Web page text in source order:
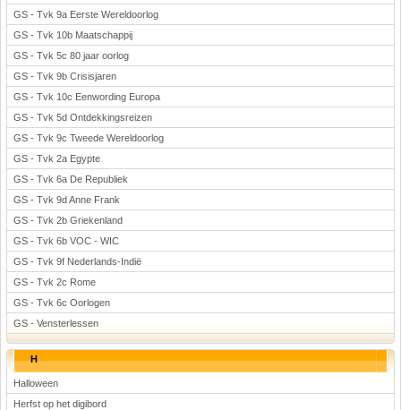
GS - Tvk 9a Eerste Wereldoorlog
GS - Tvk 10b Maatschappij
GS - Tvk 5c 80 jaar oorlog
GS - Tvk 9b Crisisjaren
GS - Tvk 10c Eenwording Europa
GS - Tvk 5d Ontdekkingsreizen
GS - Tvk 9c Tweede Wereldoorlog
GS - Tvk 2a Egypte
GS - Tvk 6a De Republiek
GS - Tvk 9d Anne Frank
GS - Tvk 2b Griekenland
GS - Tvk 6b VOC - WIC
GS - Tvk 9f Nederlands-Indië
GS - Tvk 2c Rome
GS - Tvk 6c Oorlogen
GS - Vensterlessen
H
Halloween
Herfst op het digibord